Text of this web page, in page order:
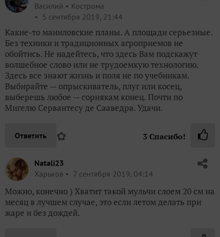
Василий
Кострома
5 сентября 2019, 21:44
Какие-то маниловские планы. А площади серьезные.
Без техники и традиционных агроприемов не
обойтись. Не надейтесь, что здесь Вам подскажут
волшебное слово или не трудоемкую технологию.
Здесь все знают жизнь и поля не по учебникам.
Выбирайте — опрыскиватель, плуг или косец,
выберешь любое — сорнякам конец. Почти по
Мигелю Сервантесу де Сааведра. Удачи.
Ответить ✿ 3 Спасибо!
Natali23
Харьков
7 сентября 2019, 04:14
Можно, конечно ) Хватит такой мульчи слоем 20 см на
месяц в лучшем случае, это если летом делать при
жаре и без дождей.